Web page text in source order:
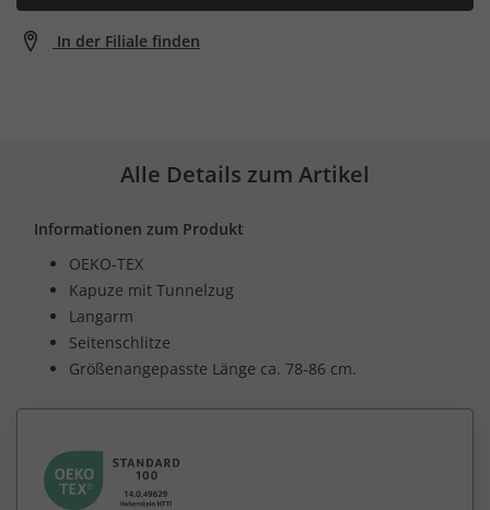
In der Filiale finden
Alle Details zum Artikel
Informationen zum Produkt
OEKO-TEX
Kapuze mit Tunnelzug
Langarm
Seitenschlitze
Größenangepasste Länge ca. 78-86 cm.